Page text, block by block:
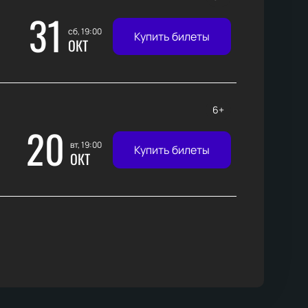
31 сб, 19:00
ОКТ Купить билеты
20 вт, 19:00
ОКТ
6+
Купить билеты